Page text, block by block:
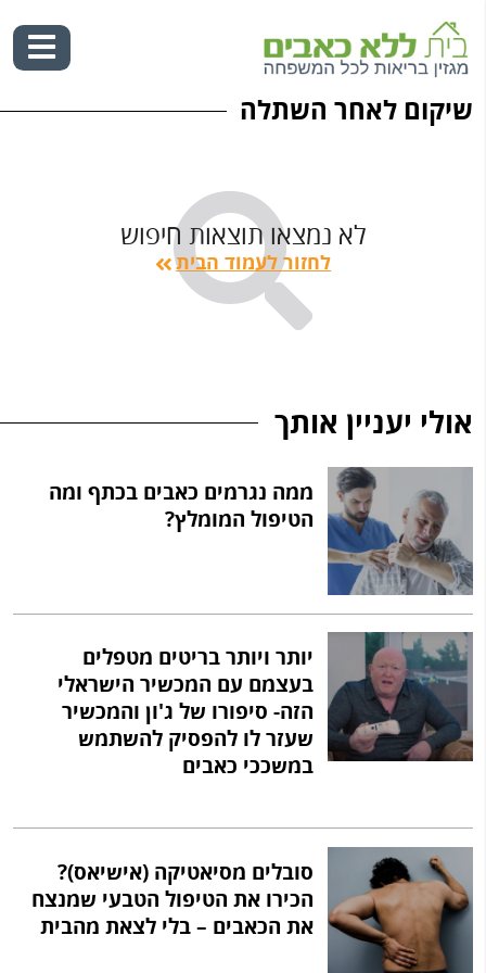
Skip
שיקום לאחר השתלה
לא נמצאו תוצאות חיפוש
לחזור לעמוד הבית
אולי יעניין אותך
ממה נגרמים כאבים בכתף ומה
הטיפול המומלץ?
יותר ויותר בריטים מטפלים
בעצמם עם המכשיר הישראלי
הזה- סיפורו של ג'ון והמכשיר
שעזר לו להפסיק להשתמש
במשככי כאבים
סובלים מסיאטיקה (אישיאס)?
הכירו את הטיפול הטבעי שמנצח
את הכאבים – בלי לצאת מהבית